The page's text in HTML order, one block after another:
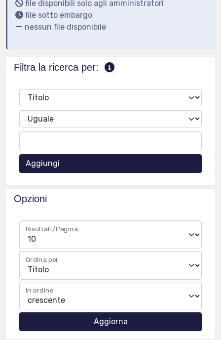
file disponibili solo agli amministratori
file sotto embargo
nessun file disponibile
Filtra la ricerca per:
Aggiungi
Opzioni
Risultati/Pagina
Ordina per
In ordine